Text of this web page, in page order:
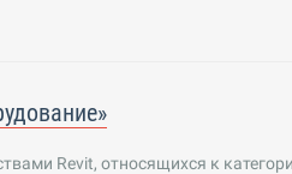
Revit, относящихся к